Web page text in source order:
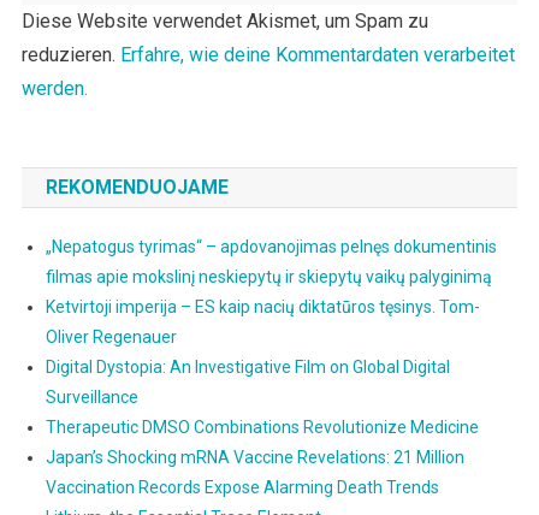
Diese Website verwendet Akismet, um Spam zu
reduzieren. Erfahre, wie deine Kommentardaten verarbeitet
werden.
REKOMENDUOJAME
„Nepatogus tyrimas“ – apdovanojimas pelnęs dokumentinis
filmas apie mokslinį neskiepytų ir skiepytų vaikų palyginimą
Ketvirtoji imperija – ES kaip nacių diktatūros tęsinys. Tom-
Oliver Regenauer
Digital Dystopia: An Investigative Film on Global Digital
Surveillance
Therapeutic DMSO Combinations Revolutionize Medicine
Japan’s Shocking mRNA Vaccine Revelations: 21 Million
Vaccination Records Expose Alarming Death Trends